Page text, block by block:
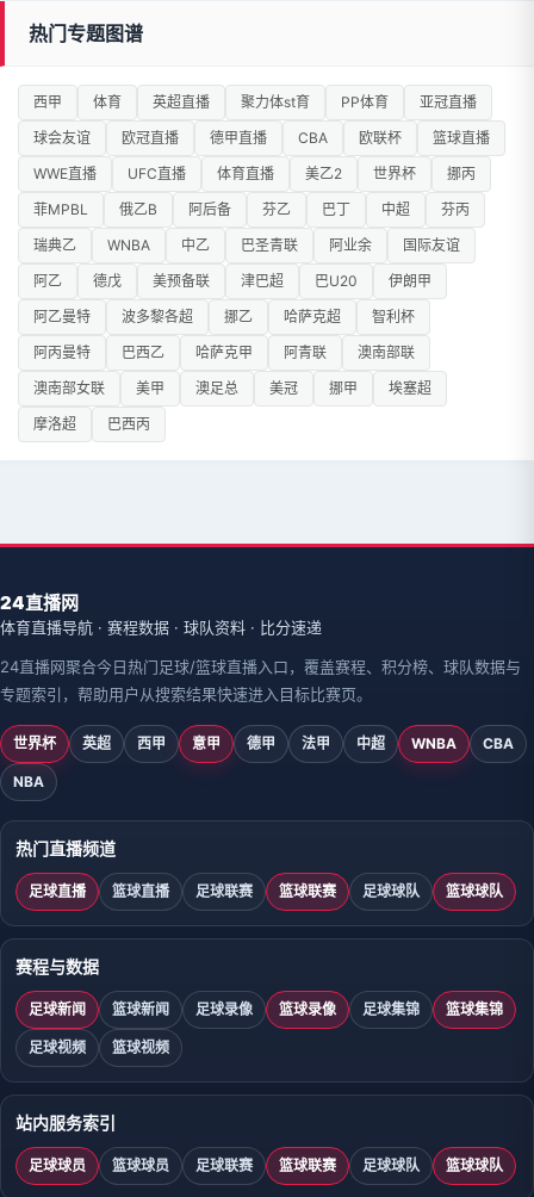
热门专题图谱
西甲 体育 英超直播 聚力体st育 PP体育
亚冠直播
球会友谊
欧冠直播 德甲直播 CBA 欧联杯
篮球直播
WWE直播
UFC直播 体育直播 美乙2 世界杯
挪丙
菲MPBL
俄乙B 阿后备 芬乙 巴丁 中超
芬丙
瑞典乙
WNBA 中乙 巴圣青联 阿业余
国际友谊
阿乙
德戊 美预备联 津巴超 巴U20
伊朗甲
阿乙曼特
波多黎各超 挪乙 哈萨克超
智利杯
阿丙曼特
巴西乙 哈萨克甲 阿青联
澳南部联
澳南部女联
美甲 澳足总 美冠 挪甲
埃塞超
摩洛超
巴西丙
24直播网
体育直播导航 · 赛程数据 · 球队资料 · 比分速递
24直播网聚合今日热门足球/篮球直播入口，覆盖赛程、积分榜、球队数据与
专题索引，帮助用户从搜索结果快速进入目标比赛页。
世界杯 英超 西甲 意甲 德甲 法甲 中超 WNBA CBA
NBA
热门直播频道
足球直播 篮球直播 足球联赛 篮球联赛 足球球队 篮球球队
赛程与数据
足球新闻 篮球新闻 足球录像 篮球录像 足球集锦 篮球集锦
足球视频 篮球视频
站内服务索引
足球球员 篮球球员 足球联赛 篮球联赛 足球球队 篮球球队